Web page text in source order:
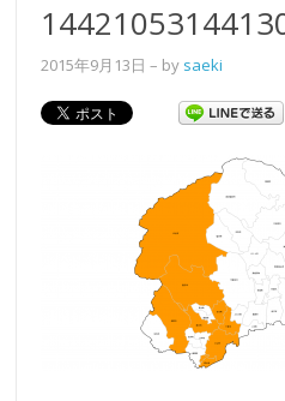
2015年9月13日 – by saeki